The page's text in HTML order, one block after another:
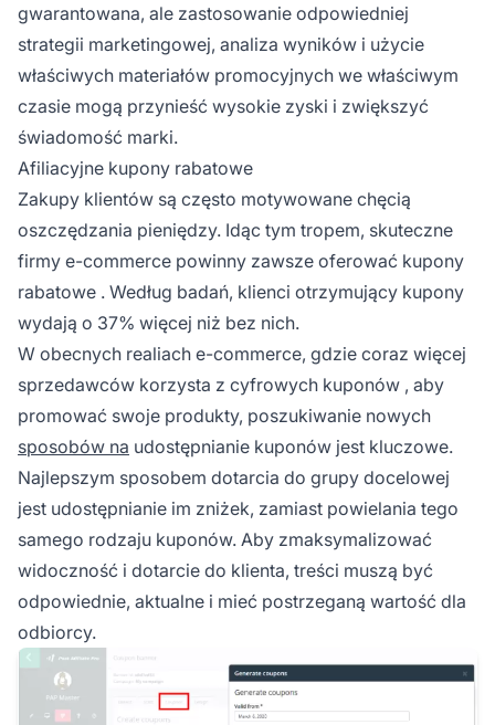
gwarantowana, ale zastosowanie odpowiedniej
strategii marketingowej, analiza wyników i użycie
właściwych materiałów promocyjnych we właściwym
czasie mogą przynieść wysokie zyski i zwiększyć
świadomość marki.
Afiliacyjne kupony rabatowe
Zakupy klientów są często motywowane chęcią
oszczędzania pieniędzy. Idąc tym tropem, skuteczne
firmy e-commerce powinny zawsze oferować kupony
rabatowe . Według badań, klienci otrzymujący kupony
wydają o 37% więcej niż bez nich.
W obecnych realiach e-commerce, gdzie coraz więcej
sprzedawców korzysta z cyfrowych kuponów , aby
promować swoje produkty, poszukiwanie nowych
sposobów na udostępnianie kuponów jest kluczowe.
Najlepszym sposobem dotarcia do grupy docelowej
jest udostępnianie im zniżek, zamiast powielania tego
samego rodzaju kuponów. Aby zmaksymalizować
widoczność i dotarcie do klienta, treści muszą być
odpowiednie, aktualne i mieć postrzeganą wartość dla
odbiorcy.